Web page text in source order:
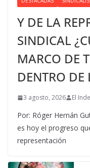
Y DE LA
SINDICAL
MARCO DE
DENTRO DE
3 agosto, 2026 El
Por: Róger Hernán
es hoy el progreso
representación